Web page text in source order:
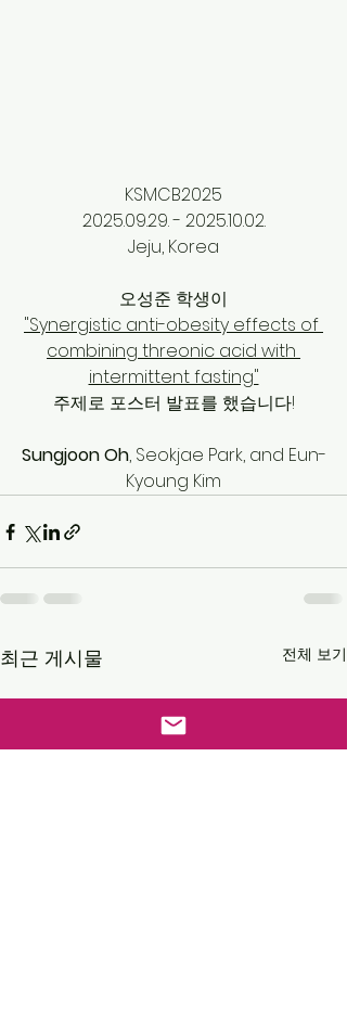
KSMCB2025
2025.09.29. - 2025.10.02.
Jeju, Korea
오성준 학생이
"Synergistic anti-obesity effects of
combining threonic acid with
intermittent fasting"
주제로 포스터 발표를 했습니다!
Sungjoon Oh, Seokjae Park, and Eun-
Kyoung Kim
최근 게시물 전체 보기